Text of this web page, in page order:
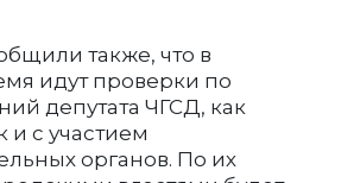
также, что в
идут проверки по
депутата ЧГСД, как
и с участием
органов. По их